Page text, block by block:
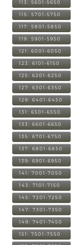
113: 5601-5650
115: 5701-5750
117: 5801-5850
119: 5901-5950
121: 6001-6050
123: 6101-6150
125: 6201-6250
127: 6301-6350
129: 6401-6450
131: 6501-6550
133: 6601-6650
135: 6701-6750
137: 6801-6850
139: 6901-6950
141: 7001-7050
143: 7101-7150
145: 7201-7250
147: 7301-7350
149: 7401-7450
151: 7501-7550